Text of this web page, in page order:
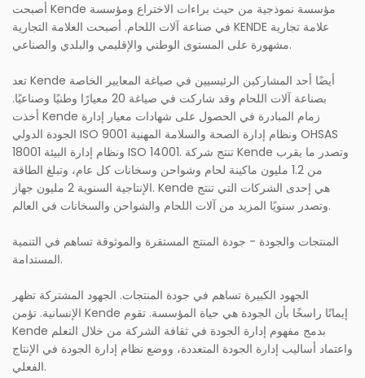
أصبحت Kende مؤسسة نموذجية من حيث براءات الاختراع ومؤسسة
في صناعة آلات اللحام. أصبحت العلامة التجارية KENDE علامة تجارية
مشهورة على المستوى الوطني والإقليمي والبلدي والصناعي.
تعد Kende أيضًا أحد المشاركين الرئيسيين في صياغة المعايير الخاصة
بصناعة آلات اللحام وقد شاركت في صياغة 20 معيارًا وطنيًا وصناعيًا.
أخذت Kende زمام المبادرة في الحصول على شهادات معيار إدارة
الجودة الدولي ISO 9001 ونظام إدارة الصحة والسلامة المهنية OHSAS
18001 ونظام إدارة البيئة ISO 14001. تنتج شركة Kende وتصدر ما يقرب
من 1.2 مليون ماكينة لحام وشواحن وسخانات كل عام، وتبلغ الطاقة
الإنتاجية السنوية 2 مليون جهاز. Kende هي إحدى الشركات التي تنتج
وتصدر سنويًا المزيد من آلات اللحام والشواحن والسخانات في العالم.
المنتجات والجودة - جودة المنتج المستقرة والموثوقة تساهم في التنمية
المستدامة.
الجهود الكبيرة تساهم في جودة المنتجات. الجهود المشتركة تظهر
الإنسانية. تؤمن Kende إيمانًا راسخًا بأن الجودة هي حياة المؤسسة. تقوم
Kende بدمج مفهوم إدارة الجودة في ثقافة الشركة من خلال التعلم
واعتماد أساليب إدارة الجودة المتعددة، ووضع نظام إدارة الجودة في الإنتاج
الفعلي.